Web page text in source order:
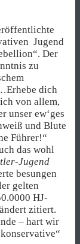
Jugend
Der
zu
dich
von allem,
unser ew‘ges
und Blute
Führer!“
das wohl
Jugend
besungen
gelten
HJ-
zitiert.
– hart wir